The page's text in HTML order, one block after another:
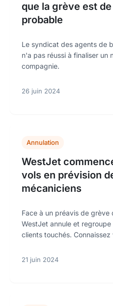
que la grève est
probable
Le syndicat des agents de
n'a pas réussi à finaliser un
compagnie.
26 juin 2024
Annulation
WestJet
vols en prévision
mécaniciens
Face à un préavis de grève
WestJet annule et
clients touchés.
21 juin 2024